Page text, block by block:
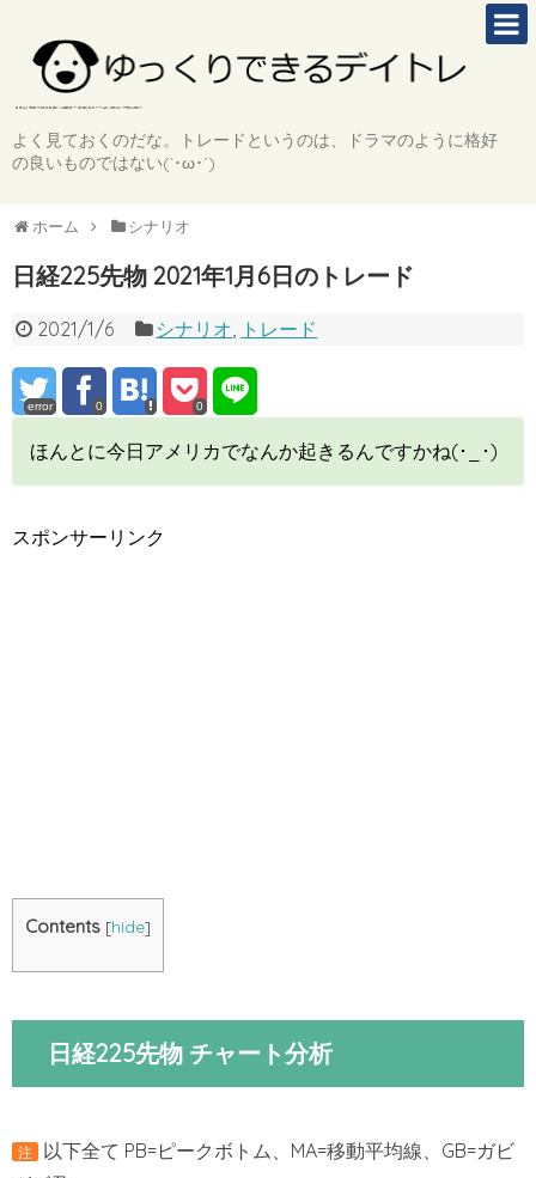
よく見ておくのだな。トレードというのは、ドラマのように格好
の良いものではない(`･ω･´)
ホーム シナリオ
日経225先物 2021年1月6日のトレード
2021/1/6 シナリオ トレード
error 0 0
ほんとに今日アメリカでなんか起きるんですかね(･_･)
スポンサーリンク
Contents [hide]
日経225先物 チャート分析
注
以下全て PB=ピークボトム、MA=移動平均線、GB=ガビ